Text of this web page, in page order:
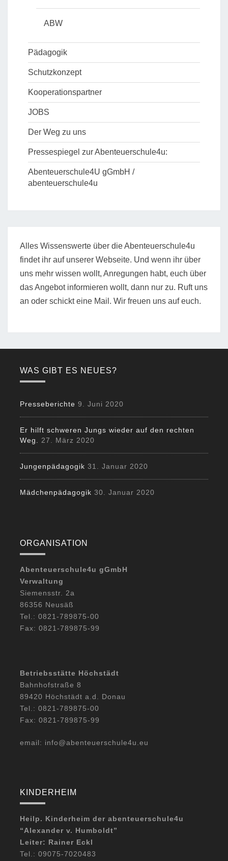
ABW
Pädagogik
Schutzkonzept
Kooperationspartner
JOBS
Der Weg zu uns
Pressespiegel zur Abenteuerschule4u:
Abenteuerschule4U gGmbH /
abenteuerschule4u
Alles Wissenswerte über die Abenteuerschule4u
findet ihr auf unserer Webseite. Und wenn ihr über
uns mehr wissen wollt, Anregungen habt, euch über
das Angebot informieren wollt, dann nur zu. Ruft uns
an oder schickt eine Mail. Wir freuen uns auf euch.
WAS GIBT ES NEUES?
Presseberichte 9. Juni 2020
Er hilft schweren Jungs wieder auf den rechten
Weg.
27. März 2020
Jungenpädagogik 31. Januar 2020
Mädchenpädagogik 30. Januar 2020
ORGANISATION
Abenteuerschule4u gGmbH
Verwaltung
Siemensstr. 2a
86356 Neusäß
Tel.: 0821-789875-00
Fax: 0821-789875-99
Betriebsstätte Höchstädt
Bahnhofstraße 8
89420 Höchstädt a.d. Donau
Tel.: 0821-789875-00
Fax: 0821-789875-99
email: info@abenteuerschule4u.eu
KINDERHEIM
Heilp. Kinderheim der abenteuerschule4u
“Alexander v. Humboldt”
Leiter: Rainer Eckl
Tel.: 09075-7020483